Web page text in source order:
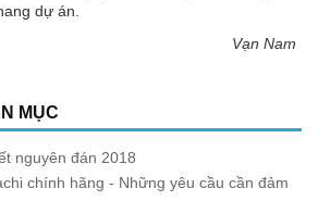
dự án.
Vạn Nam
MỤC
nguyên đán 2018
chính hãng - Những yêu cầu cần đảm